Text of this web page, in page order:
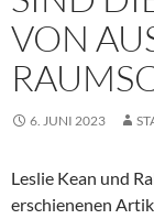
VON
6. JUNI 2023
Leslie Kean und
erschienenen